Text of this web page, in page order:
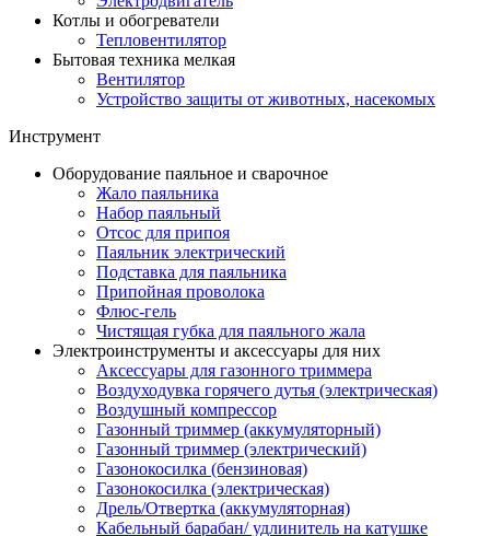
Котлы и обогреватели
Тепловентилятор
Бытовая техника мелкая
Вентилятор
Устройство защиты от животных, насекомых
Инструмент
Оборудование паяльное и сварочное
Жало паяльника
Набор паяльный
Отсос для припоя
Паяльник электрический
Подставка для паяльника
Припойная проволока
Флюс-гель
Чистящая губка для паяльного жала
Электроинструменты и аксессуары для них
Аксессуары для газонного триммера
Воздуходувка горячего дутья (электрическая)
Воздушный компрессор
Газонный триммер (аккумуляторный)
Газонный триммер (электрический)
Газонокосилка (бензиновая)
Газонокосилка (электрическая)
Дрель/Отвертка (аккумуляторная)
Кабельный барабан/ удлинитель на катушке